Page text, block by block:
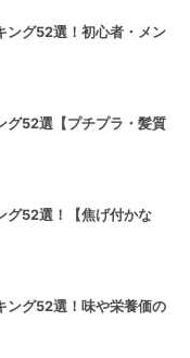
ング52選！初心者・メン
グ52選【プチプラ・髪質
グ52選！【焦げ付かな
ング52選！味や栄養価の